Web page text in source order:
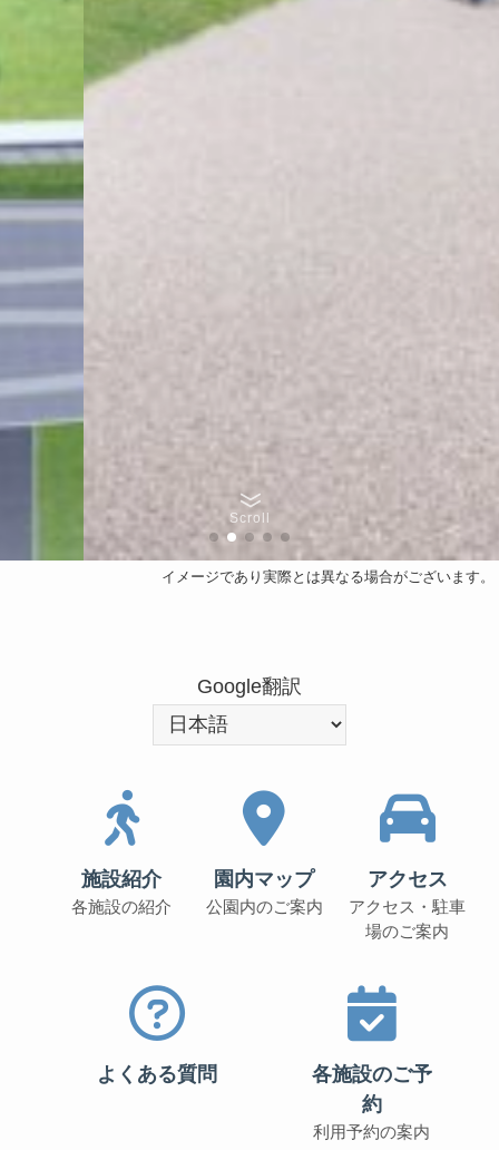
Scroll
Google翻訳
施設紹介
各施設の紹介
園内マップ
公園内のご案内
アクセス
アクセス・駐車
場のご案内
よくある質問
各施設のご予
約
利用予約の案内